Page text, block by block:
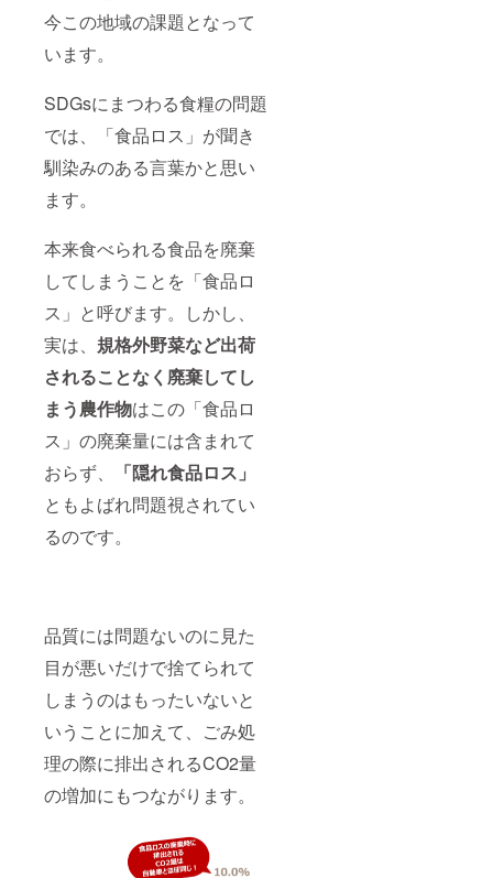
今この地域の課題となって
います。
SDGsにまつわる食糧の問題
では、「食品ロス」が聞き
馴染みのある言葉かと思い
ます。
本来食べられる食品を廃棄
してしまうことを「食品ロ
ス」と呼びます。しかし、
実は、 規格外野菜など出荷
されることなく廃棄してし
まう農作物はこの「食品ロ
ス」の廃棄量には含まれて
おらず、
「隠れ食品ロス」
ともよばれ問題視されてい
るのです。
品質には問題ないのに見た
目が悪いだけで捨てられて
しまうのはもったいないと
いうことに加えて、ごみ処
理の際に排出されるCO2量
の増加にもつながります。